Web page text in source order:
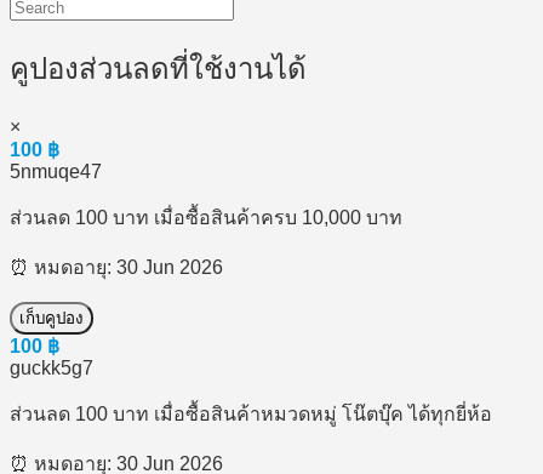
คูปองส่วนลดที่ใช้งานได้
×
100 ฿
5nmuqe47
ส่วนลด 100 บาท เมื่อซื้อสินค้าครบ 10,000 บาท
⏰ หมดอายุ: 30 Jun 2026
เก็บคูปอง
100 ฿
guckk5g7
ส่วนลด 100 บาท เมื่อซื้อสินค้าหมวดหมู่ โน๊ตบุ๊ค ได้ทุกยี่ห้อ
⏰ หมดอายุ: 30 Jun 2026